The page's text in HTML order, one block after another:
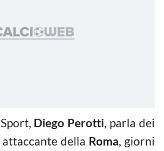
Diego Perotti, parla dei
della Roma, giorni